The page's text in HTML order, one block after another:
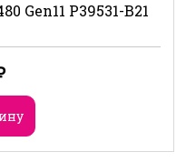
Gen11 P39531-B21